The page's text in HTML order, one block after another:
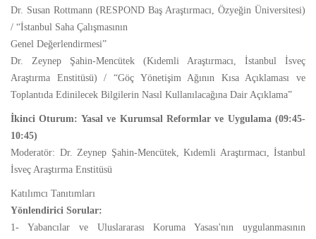
Dr. Susan Rottmann (RESPOND Baş Araştırmacı, Özyeğin Üniversitesi)
/ “İstanbul Saha Çalışmasının
Genel Değerlendirmesi”
Dr. Zeynep Şahin-Mencütek (Kıdemli Araştırmacı, İstanbul İsveç
Araştırma Enstitüsü) / “Göç Yönetişim Ağının Kısa Açıklaması ve
Toplantıda Edinilecek Bilgilerin Nasıl Kullanılacağına Dair Açıklama”
İkinci Oturum: Yasal ve Kurumsal Reformlar ve Uygulama (09:45-
10:45)
Moderatör: Dr. Zeynep Şahin-Mencütek, Kıdemli Araştırmacı, İstanbul
İsveç Araştırma Enstitüsü
Katılımcı Tanıtımları
Yönlendirici Sorular:
1- Yabancılar ve Uluslararası Koruma Yasası'nın uygulanmasının